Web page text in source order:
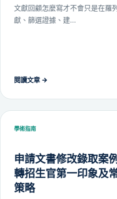
文獻回顧怎麼寫才不會只是在羅
獻、篩選證據、建...
閱讀文章 →
學術指南
申請文書修改錄取案
轉招生官第一印象及
策略